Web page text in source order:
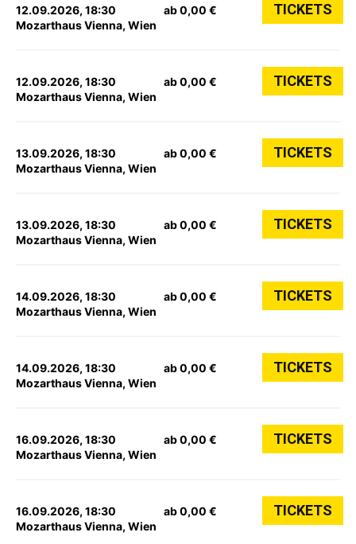
12.09.2026, 18:30
Mozarthaus Vienna, Wien
ab 0,00 € TICKETS
12.09.2026, 18:30
Mozarthaus Vienna, Wien
ab 0,00 € TICKETS
13.09.2026, 18:30
Mozarthaus Vienna, Wien
ab 0,00 € TICKETS
13.09.2026, 18:30
Mozarthaus Vienna, Wien
ab 0,00 € TICKETS
14.09.2026, 18:30
Mozarthaus Vienna, Wien
ab 0,00 € TICKETS
14.09.2026, 18:30
Mozarthaus Vienna, Wien
ab 0,00 € TICKETS
16.09.2026, 18:30
Mozarthaus Vienna, Wien
ab 0,00 € TICKETS
16.09.2026, 18:30
Mozarthaus Vienna, Wien
ab 0,00 € TICKETS